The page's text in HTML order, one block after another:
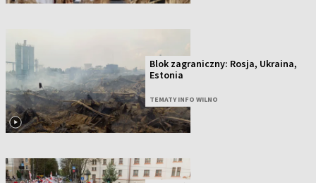
Blok zagraniczny: Rosja, Ukraina,
Estonia
TEMATY INFO WILNO